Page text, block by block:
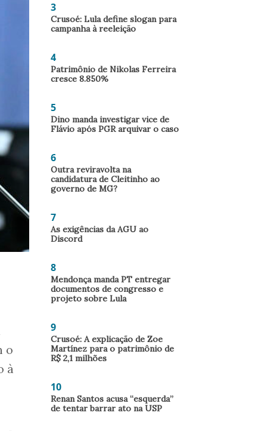
o
à
3
Crusoé: Lula define slogan para
campanha à reeleição
4
Patrimônio de Nikolas Ferreira
cresce 8.850%
5
Dino manda investigar vice de
Flávio após PGR arquivar o caso
6
Outra reviravolta na
candidatura de Cleitinho ao
governo de MG?
7
As exigências da AGU ao
Discord
8
Mendonça manda PT entregar
documentos de congresso e
projeto sobre Lula
9
Crusoé: A explicação de Zoe
Martínez para o patrimônio de
R$ 2,1 milhões
10
Renan Santos acusa “esquerda”
de tentar barrar ato na USP